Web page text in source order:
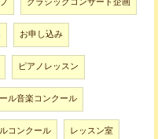
お申し込み
ピアノレッスン
ル音楽コンクール
コンクール レッスン室